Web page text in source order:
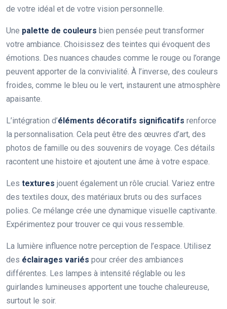
de votre idéal et de votre vision personnelle.
Une palette de couleurs bien pensée peut transformer
votre ambiance. Choisissez des teintes qui évoquent des
émotions. Des nuances chaudes comme le rouge ou l’orange
peuvent apporter de la convivialité. À l’inverse, des couleurs
froides, comme le bleu ou le vert, instaurent une atmosphère
apaisante.
L’intégration d’éléments décoratifs significatifs renforce
la personnalisation. Cela peut être des œuvres d’art, des
photos de famille ou des souvenirs de voyage. Ces détails
racontent une histoire et ajoutent une âme à votre espace.
Les textures jouent également un rôle crucial. Variez entre
des textiles doux, des matériaux bruts ou des surfaces
polies. Ce mélange crée une dynamique visuelle captivante.
Expérimentez pour trouver ce qui vous ressemble.
La lumière influence notre perception de l’espace. Utilisez
des éclairages variés pour créer des ambiances
différentes. Les lampes à intensité réglable ou les
guirlandes lumineuses apportent une touche chaleureuse,
surtout le soir.